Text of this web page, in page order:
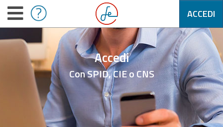
ACCEDI
Accedi
Con SPID, CIE o CNS